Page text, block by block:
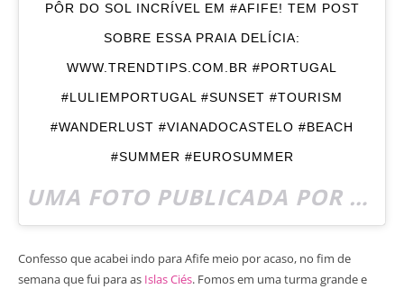
PÔR DO SOL INCRÍVEL EM #AFIFE! TEM POST
SOBRE ESSA PRAIA DELÍCIA:
WWW.TRENDTIPS.COM.BR #PORTUGAL
#LULIEMPORTUGAL #SUNSET #TOURISM
#WANDERLUST #VIANADOCASTELO #BEACH
#SUMMER #EUROSUMMER
UMA FOTO PUBLICADA POR LULI MONTELEONE (@TRENDTIPS) EM
Confesso que acabei indo para Afife meio por acaso, no fim de
semana que fui para as Islas Ciés. Fomos em uma turma grande e